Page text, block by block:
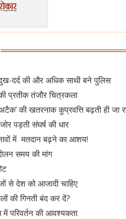
दर्द की और अधिक साथी बने पुलिस
प्रतीक तंजौर चित्रकला
की खतरनाक कुप्रवत्ति बढ़ती ही जा
पड़ती संघर्ष की धार
में मतदान बढ़ने का आशय!
समय की मांग
से देश को आजादी चाहिए
की गिनती बंद कर दें?
परिवर्तन की आवश्यकता